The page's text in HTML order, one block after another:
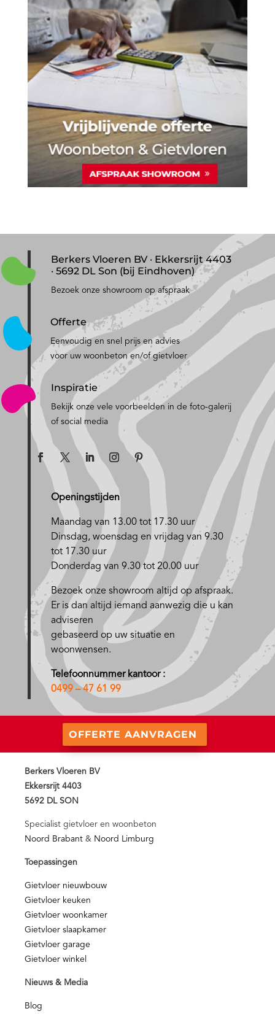
Berkers Vloeren BV · Ekkersrijt 4403
· 5692 DL Son (bij Eindhoven)
Bezoek onze showroom op afspraak
Offerte
Eenvoudig en snel prijs en advies
voor uw woonbeton en/of gietvloer
Inspiratie
Bekijk onze vele voorbeelden in de foto-galerij
of social media
Openingstijden
Maandag van 13.00 tot 17.30 uur
Dinsdag, woensdag en vrijdag van 9.30
tot 17.30 uur
Donderdag van 9.30 tot 20.00 uur
Bezoek onze showroom altijd op afspraak.
Er is dan altijd iemand aanwezig die u kan
adviseren
gebaseerd op uw situatie en
woonwensen.
Telefoonnummer kantoor :
0499 – 47 61 99
OFFERTE AANVRAGEN
Berkers Vloeren BV
Ekkersrijt 4403
5692 DL SON
Specialist gietvloer en woonbeton
Noord Brabant & Noord Limburg
Toepassingen
Gietvloer nieuwbouw
Gietvloer keuken
Gietvloer woonkamer
Gietvloer slaapkamer
Gietvloer garage
Gietvloer winkel
Nieuws & Media
Blog